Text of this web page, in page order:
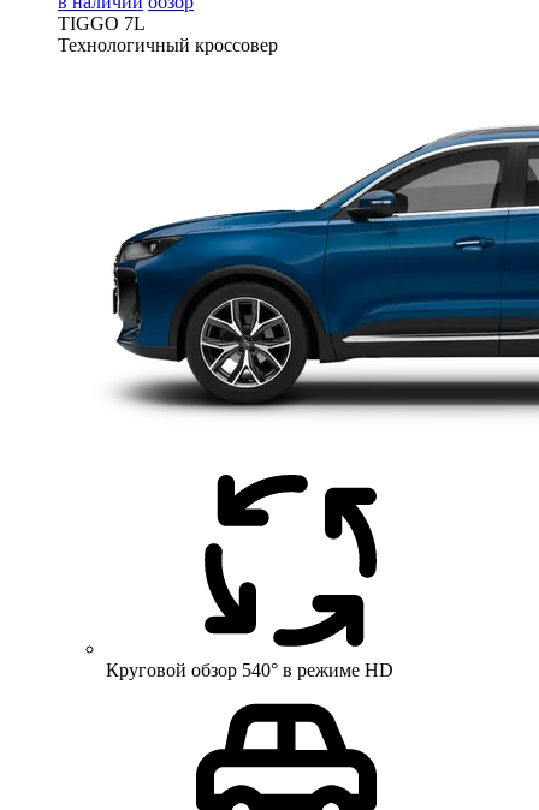
TIGGO 7L
Технологичный кроссовер
Круговой обзор 540° в режиме HD